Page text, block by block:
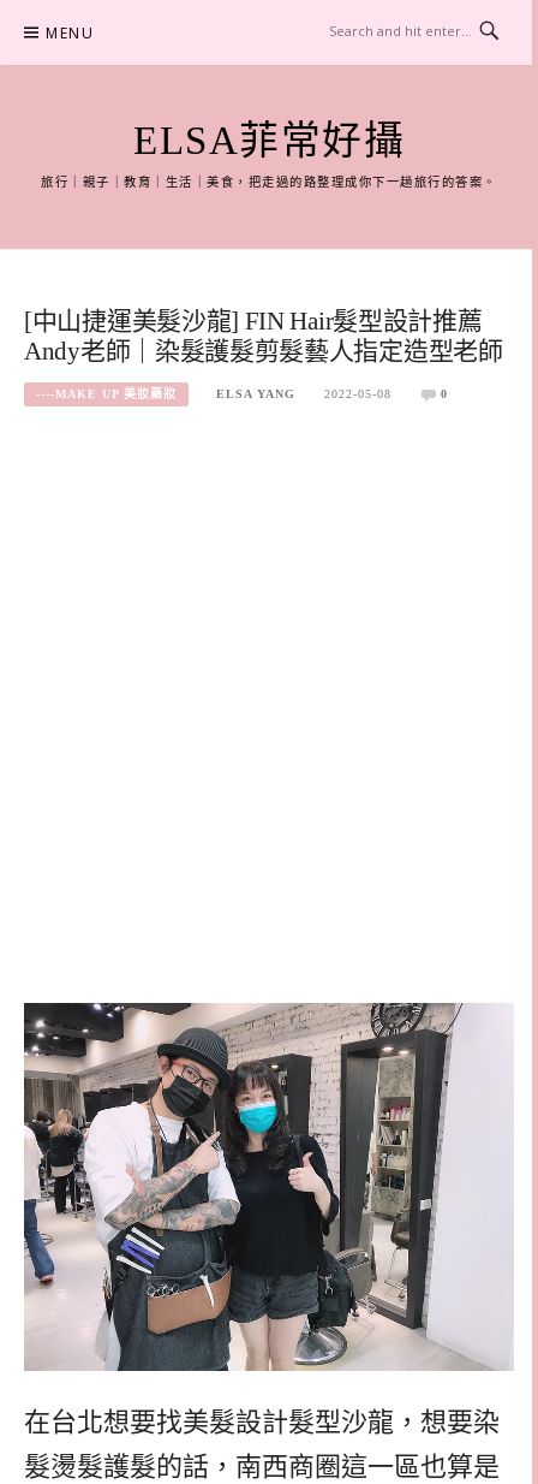
content
MENU
ELSA菲常好攝
旅行｜親子｜教育｜生活｜美食，把走過的路整理成你下一趟旅行的答案。
[中山捷運美髮沙龍] FIN Hair髮型設計推薦
Andy老師｜染髮護髮剪髮藝人指定造型老師
----MAKE UP 美妝藥妝 ELSA YANG 2022-05-08 0
在台北想要找美髮設計髮型沙龍，想要染
髮燙髮護髮的話，南西商圈這一區也算是